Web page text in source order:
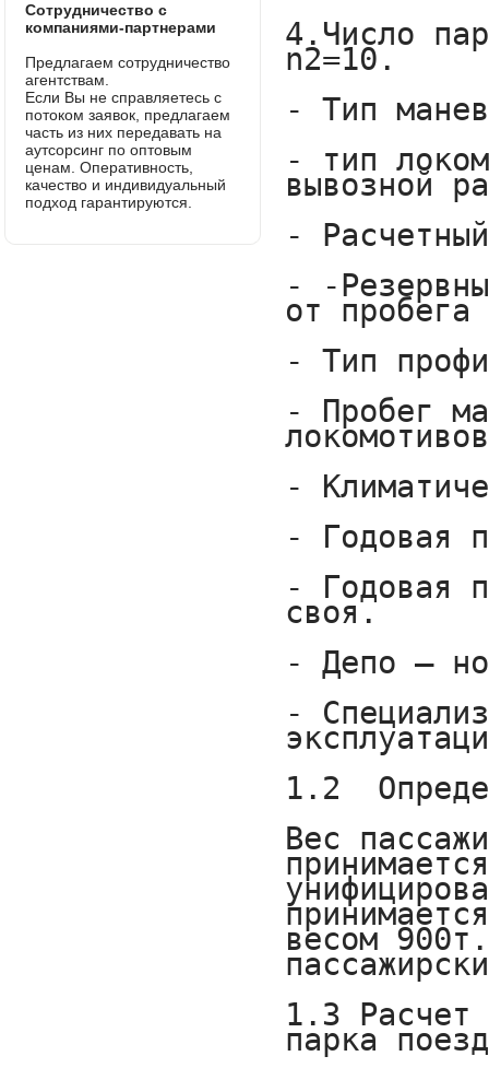
Сотрудничество с
компаниями-партнерами
Предлагаем сотрудничество
агентствам.
Если Вы не справляетесь с
потоком заявок, предлагаем
часть из них передавать на
аутсорсинг по оптовым
ценам. Оперативность,
качество и индивидуальный
подход гарантируются.